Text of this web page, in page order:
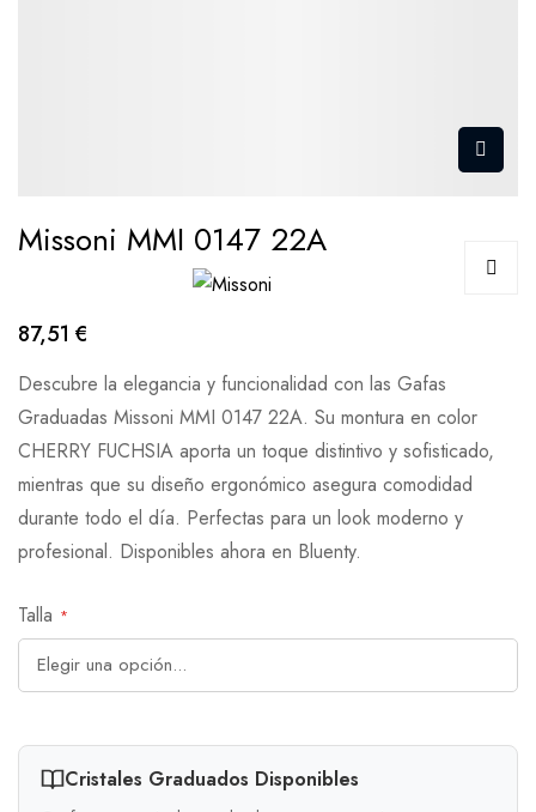
Missoni MMI 0147 22A
87,51 €
Descubre la elegancia y funcionalidad con las Gafas
Graduadas Missoni MMI 0147 22A. Su montura en color
CHERRY FUCHSIA aporta un toque distintivo y sofisticado,
mientras que su diseño ergonómico asegura comodidad
durante todo el día. Perfectas para un look moderno y
profesional. Disponibles ahora en Bluenty.
Talla
Cristales Graduados Disponibles